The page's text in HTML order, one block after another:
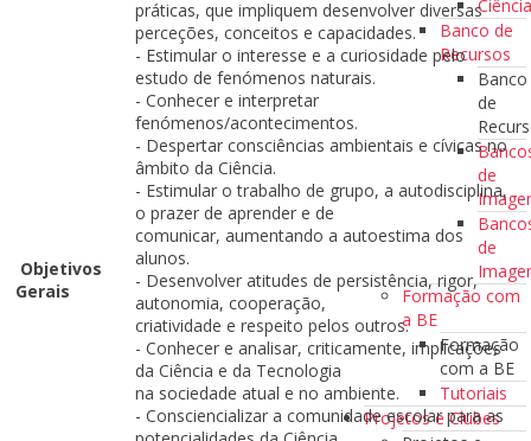
Banco de
Recursos
Banco
de
de
de
Formação com
a BE
Formação
com a BE
Tutoriais
Projetos e Clubes
Objetivos
Gerais
práticas, que impliquem desenvolver diversas
perceções, conceitos e capacidades.
- Estimular o interesse e a curiosidade pelo
estudo de fenómenos naturais.
- Conhecer e interpretar
fenómenos/acontecimentos.
- Despertar consciências ambientais e cívicas no
âmbito da Ciência.
- Estimular o trabalho de grupo, a autodisciplina,
o prazer de aprender e de
comunicar, aumentando a autoestima dos
alunos.
- Desenvolver atitudes de persistência, rigor,
autonomia, cooperação,
criatividade e respeito pelos outros.
- Conhecer e analisar, criticamente, implicações
da Ciência e da Tecnologia
na sociedade atual e no ambiente.
- Consciencializar a comunidade escolar para as